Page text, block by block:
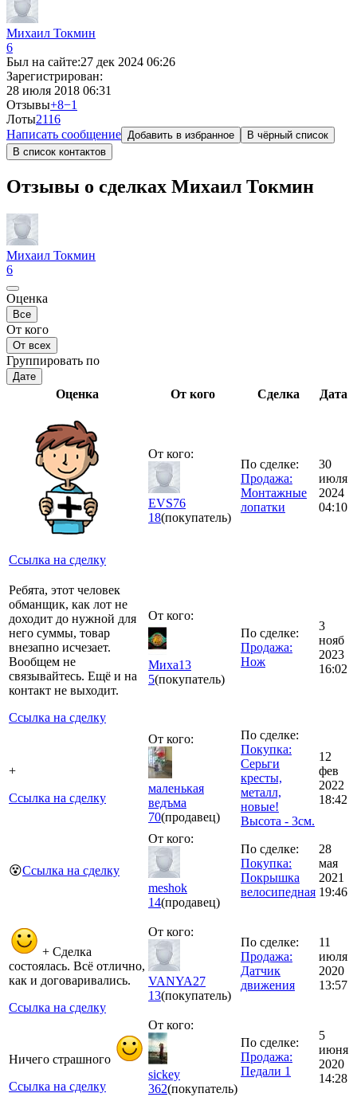
Михаил Токмин
6
Был на сайте:27 дек 2024 06:26
Зарегистрирован:
28 июля 2018 06:31
Отзывы+8−1
Лоты2116
Написать сообщение Добавить в избранное
В чёрный список
В список контактов
Отзывы о сделках Михаил Токмин
Михаил Токмин
6
Оценка
Все
От кого
От всех
Группировать по
Дате
Оценка От кого Сделка Дата
Ссылка на сделку
От кого:
EVS76
18(покупатель)
По сделке:
Продажа:
Монтажные
лопатки
30
июля
2024
04:10
Ребята, этот человек
обманщик, как лот не
доходит до нужной для
него суммы, товар
внезапно исчезает.
Вообщем не
связывайтесь. Ещё и на
контакт не выходит.
Ссылка на сделку
От кого:
Миха13
5(покупатель)
По сделке:
Продажа:
Нож
3
нояб
2023
16:02
+
Ссылка на сделку
От кого:
маленькая
ведъма
70(продавец)
По сделке:
Покупка:
Серьги
кресты,
металл,
новые!
Высота - 3см.
12
фев
2022
18:42
😵Ссылка на сделку
От кого:
meshok
14(продавец)
По сделке:
Покупка:
Покрышка
велосипедная
28
мая
2021
19:46
+ Сделка
состоялась. Всё отлично,
как и договаривались.
Ссылка на сделку
От кого:
VANYA27
13(покупатель)
По сделке:
Продажа:
Датчик
движения
11
июля
2020
13:57
Ничего страшного
Ссылка на сделку
От кого:
sickey
362(покупатель)
По сделке:
Продажа:
Педали 1
5
июня
2020
14:28